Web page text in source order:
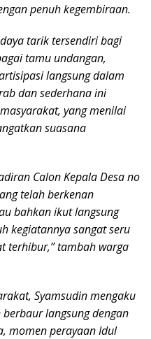
penuh kegembiraan.
tarik tersendiri bagi
tamu undangan,
langsung dalam
dan sederhana ini
yang menilai
suasana
Calon Kepala Desa no
telah berkenan
bahkan ikut langsung
kegiatannya sangat seru
terhibur,” tambah warga
Syamsudin mengaku
langsung dengan
momen perayaan Idul